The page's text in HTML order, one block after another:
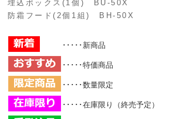
埋込ボックス(1個) BU-50X
防霜フード(2個1組) BH-50X
･････新商品
･････特価商品
･････数量限定
･････在庫限り（終売予定）